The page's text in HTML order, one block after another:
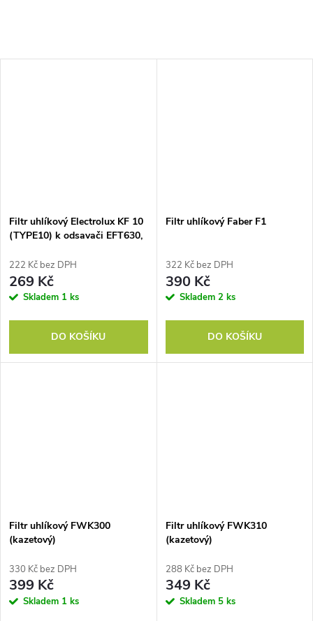
Filtr uhlíkový Electrolux KF 10
(TYPE10) k odsavači EFT630,
222 Kč bez DPH
269 Kč
Skladem 1 ks
DO KOŠÍKU
Filtr uhlíkový Faber F1
322 Kč bez DPH
390 Kč
Skladem 2 ks
DO KOŠÍKU
Filtr uhlíkový FWK300
(kazetový)
330 Kč bez DPH
399 Kč
Skladem 1 ks
Filtr uhlíkový FWK310
(kazetový)
288 Kč bez DPH
349 Kč
Skladem 5 ks